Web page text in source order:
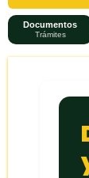
Documentos
Trámites